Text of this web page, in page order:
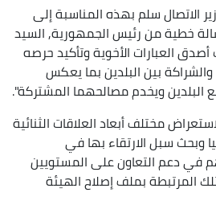
سلم بهذه المناسبة إلى
خطية من رئيس الجمهورية, السيد
العبارات الأخوية وتأكيد حرصه
بين البلدين بما يعكس
البلدين ويخدم مصالحهما المشتركة".
مختلف أبعاد العلاقات الثنائية
وبحث سبل الارتقاء بها في
في دعم التعاون على المستويين
المرتبطة بملف إصلاح الهيئة